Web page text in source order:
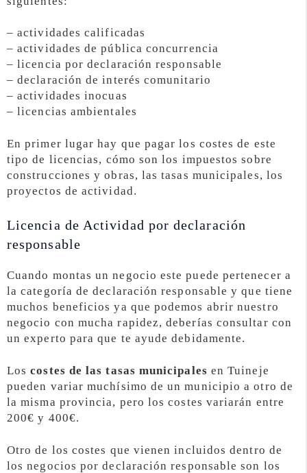
– actividades calificadas
– actividades de pública concurrencia
– licencia por declaración responsable
– declaración de interés comunitario
– actividades inocuas
– licencias ambientales
En primer lugar hay que pagar los costes de este
tipo de licencias, cómo son los impuestos sobre
construcciones y obras, las tasas municipales, los
proyectos de actividad.
Licencia de Actividad por declaración
responsable
Cuando montas un negocio este puede pertenecer a
la categoría de declaración responsable y que tiene
muchos beneficios ya que podemos abrir nuestro
negocio con mucha rapidez, deberías consultar con
un experto para que te ayude debidamente.
Loscostes de las tasas municipales en Tuineje
pueden variar muchísimo de un municipio a otro de
la misma provincia, pero los costes variarán entre
200€ y 400€.
Otro de los costes que vienen incluidos dentro de
los negocios por declaración responsable son los